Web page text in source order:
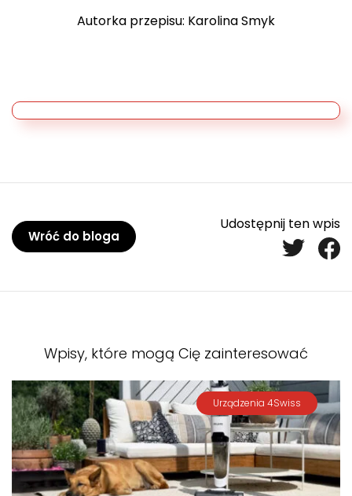
Autorka przepisu: Karolina Smyk
Wróć do bloga
Udostępnij ten wpis
Wpisy, które mogą Cię zainteresować
Urządzenia 4Swiss